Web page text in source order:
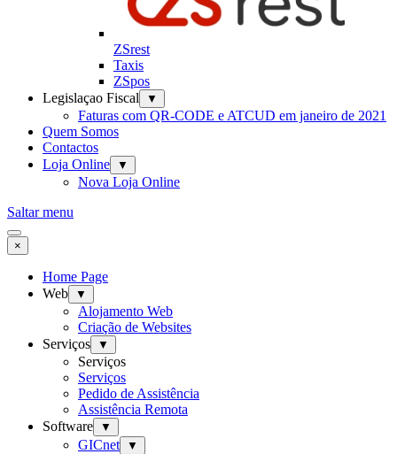
ZSrest
Taxis
ZSpos
Legislaçao Fiscal
▼
Faturas com QR-CODE e ATCUD em janeiro de 2021
Quem Somos
Contactos
Loja Online
▼
Nova Loja Online
Saltar menu
×
Home Page
Web
▼
Alojamento Web
Criação de Websites
Serviços
▼
Serviços
Serviços
Pedido de Assistência
Assistência Remota
Software
▼
GICnet ▼